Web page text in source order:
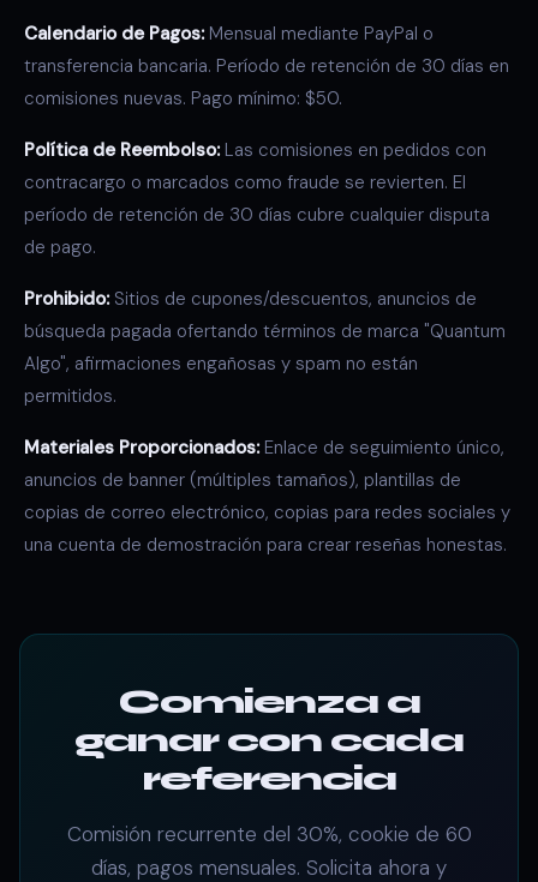
Calendario de Pagos:Mensual mediante PayPal o
transferencia bancaria. Período de retención de 30 días en
comisiones nuevas. Pago mínimo: $50.
Política de Reembolso:Las comisiones en pedidos con
contracargo o marcados como fraude se revierten. El
período de retención de 30 días cubre cualquier disputa
de pago.
Prohibido:Sitios de cupones/descuentos, anuncios de
búsqueda pagada ofertando términos de marca "Quantum
Algo", afirmaciones engañosas y spam no están
permitidos.
Materiales Proporcionados:Enlace de seguimiento único,
anuncios de banner (múltiples tamaños), plantillas de
copias de correo electrónico, copias para redes sociales y
una cuenta de demostración para crear reseñas honestas.
Comienza a
ganar con cada
referencia
Comisión recurrente del 30%, cookie de 60
días, pagos mensuales. Solicita ahora y